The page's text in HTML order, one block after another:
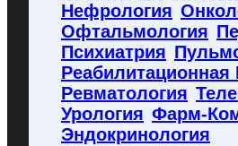
Нефрология
Офтальмология
Психиатрия
Ревматология
Урология Фарм-
Эндокринология